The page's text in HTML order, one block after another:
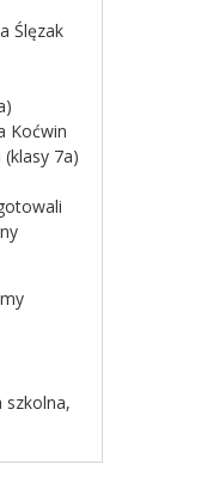
Ślęzak
Koćwin
7a)
szkolna,